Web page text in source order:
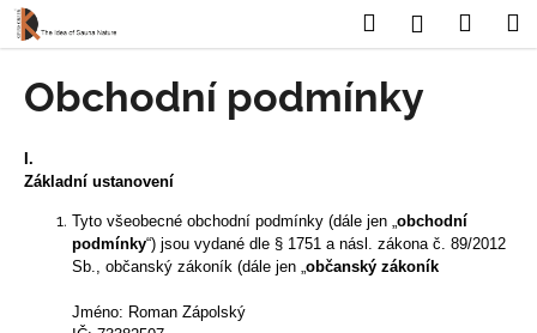
Přejít
na
obsah
HledatPřihlášení
Obchodní podmínky
I.
Základní ustanovení
Tyto všeobecné obchodní podmínky (dále jen „ obchodní
podmínky“) jsou vydané dle § 1751 a násl. zákona č. 89/2012
Sb., občanský zákoník (dále jen „ občanský zákoník
Jméno: Roman Zápolský
K
o
o
p